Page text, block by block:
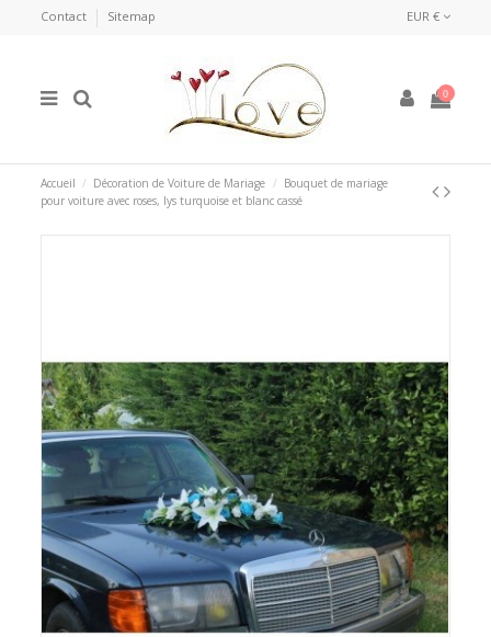
Contact Sitemap EUR €
0
Accueil Décoration de Voiture de Mariage
Bouquet de mariage
pour voiture avec roses, lys turquoise et blanc cassé